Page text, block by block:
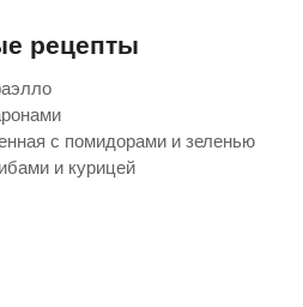
рецепты
с помидорами и зеленью
и курицей